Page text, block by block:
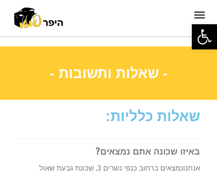
פתח סרגל נגישות
תפריט
- שאלות ותשובות -
שאלות כלליות:
באיזו שכונה אתם נמצאים?
אנחנונמצאים ברחוב כנפי נשרים 3, שכונת גבעת שאול